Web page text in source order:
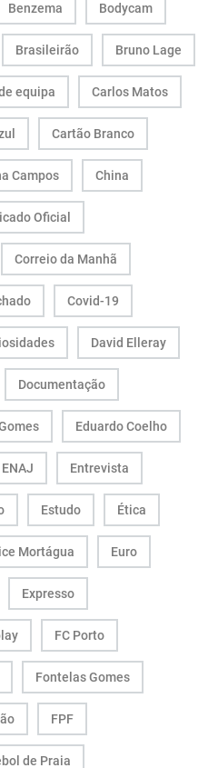
Benzema Bodycam
Brasileirão Bruno Lage
equipa Carlos Matos
Cartão Branco
Campos China
Oficial
Correio da Manhã
Covid-19
David Elleray
Documentação
Eduardo Coelho
ENAJ Entrevista
Estudo Ética
Mortágua Euro
Expresso
FC Porto
Fontelas Gomes
FPF
de Praia